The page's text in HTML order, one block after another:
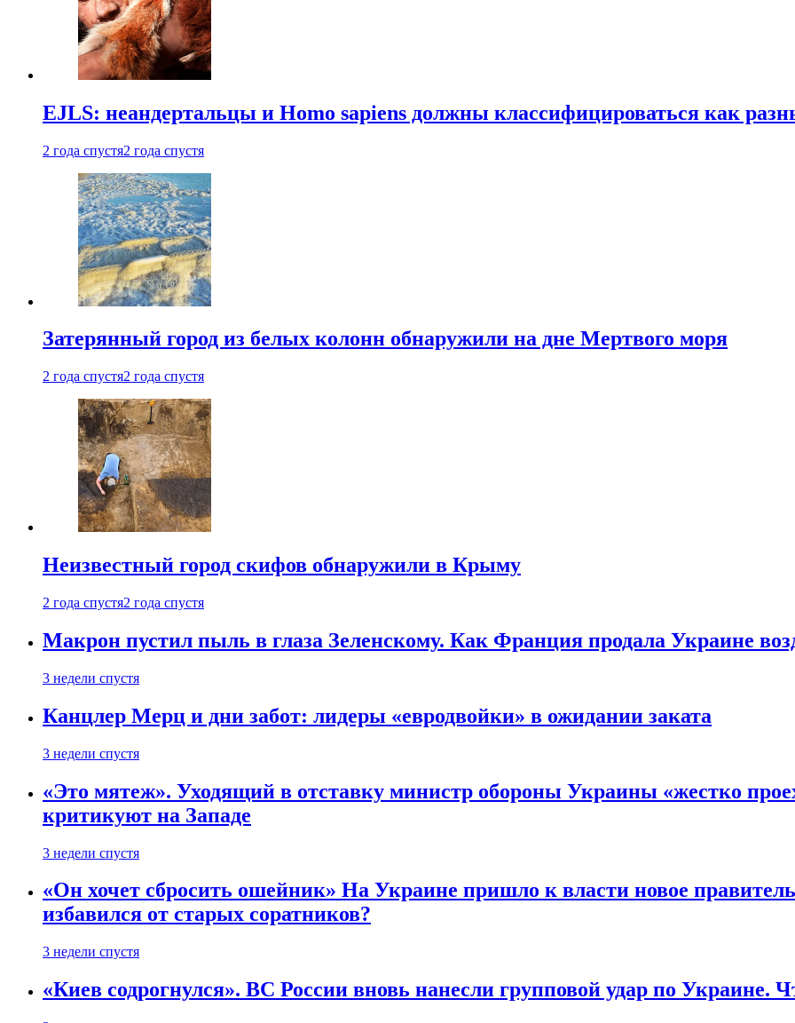
EJLS: неандертальцы и Homo sapiens должны классифицироваться как
2 года спустя2 года спустя
Затерянный город из белых колонн обнаружили на дне Мертвого моря
2 года спустя2 года спустя
Неизвестный город скифов обнаружили в Крыму
2 года спустя2 года спустя
Макрон пустил пыль в глаза Зеленскому. Как Франция продала Украине
3 недели спустя
Канцлер Мерц и дни забот: лидеры «евродвойки» в ожидании заката
3 недели спустя
«Это мятеж». Уходящий в отставку министр обороны Украины «жестко
критикуют на Западе
3 недели спустя
«Он хочет сбросить ошейник» На Украине пришло к власти новое
избавился от старых соратников?
3 недели спустя
«Киев содрогнулся». ВС России вновь нанесли групповой удар по Украине.